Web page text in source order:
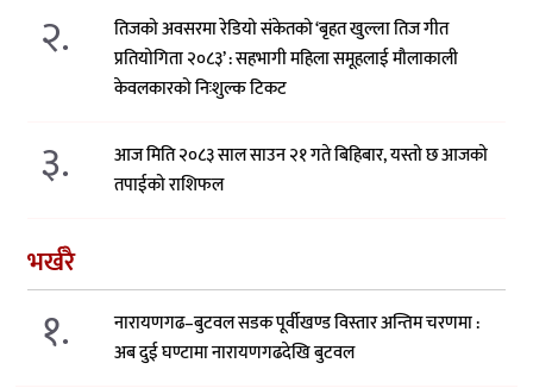
२.
तिजको अवसरमा रेडियो संकेतको ‘बृहत खुल्ला तिज गीत
प्रतियोगिता २०८३’ : सहभागी महिला समूहलाई मौलाकाली
केवलकारको निःशुल्क टिकट
३.
आज मिति २०८३ साल साउन २१ गते बिहिबार, यस्तो छ आजको
तपाईको राशिफल
भर्खरै
१.
नारायणगढ–बुटवल सडक पूर्वीखण्ड विस्तार अन्तिम चरणमा :
अब दुई घण्टामा नारायणगढदेखि बुटवल